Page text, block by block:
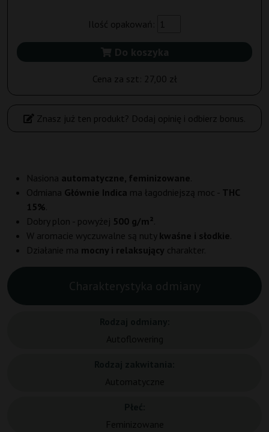
Ilość opakowań:
Do koszyka
Cena za szt: 27,00 zł
Znasz już ten produkt? Dodaj opinię i odbierz bonus.
Nasiona automatyczne, feminizowane
Odmiana Głównie Indica ma łagodniejszą moc - THC
15%
Dobry plon - powyżej 500 g/m²
W aromacie wyczuwalne są nuty kwaśne i słodkie
Działanie ma mocny i relaksujący charakter.
Charakterystyka odmiany